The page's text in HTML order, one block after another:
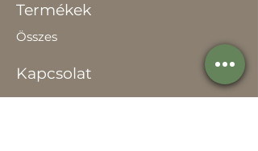
Termékek
Összes
Kapcsolat
Elérhetőség